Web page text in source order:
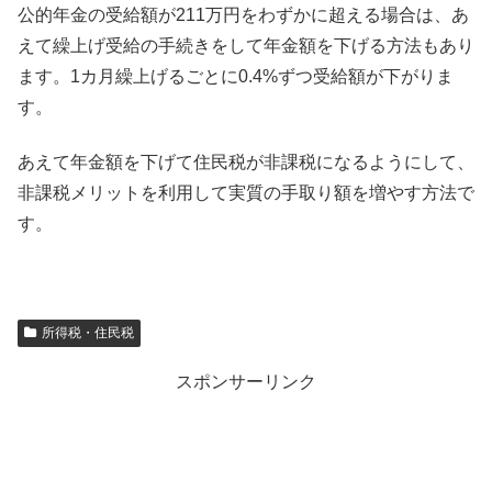
公的年金の受給額が211万円をわずかに超える場合は、あ
えて繰上げ受給の手続きをして年金額を下げる方法もあり
ます。1カ月繰上げるごとに0.4%ずつ受給額が下がりま
す。
あえて年金額を下げて住民税が非課税になるようにして、
非課税メリットを利用して実質の手取り額を増やす方法で
す。
所得税・住民税
スポンサーリンク